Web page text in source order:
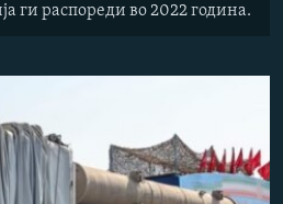
ги распореди во 2022 година.